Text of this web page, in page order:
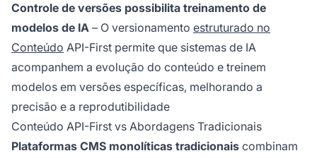
Controle de versões possibilita treinamento de
modelos de IA – O versionamento estruturado no
Conteúdo API-First permite que sistemas de IA
acompanhem a evolução do conteúdo e treinem
modelos em versões específicas, melhorando a
precisão e a reprodutibilidade
Conteúdo API-First vs Abordagens Tradicionais
Plataformas CMS monolíticas tradicionais combinam